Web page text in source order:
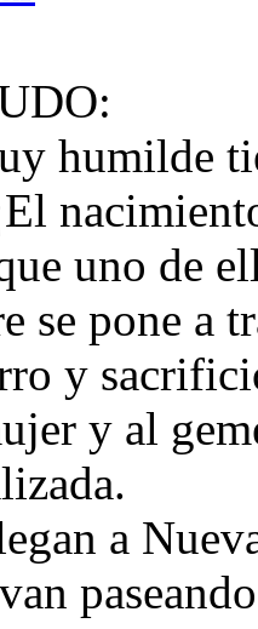
humilde
uno de
se pone a
y
y al
a